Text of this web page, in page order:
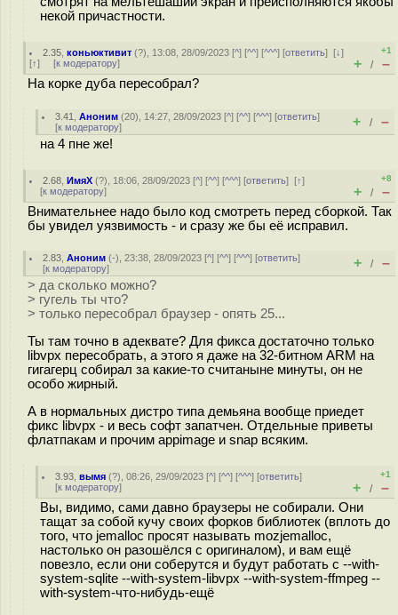
некой причастности.
2.35 ,коньюктивит (?), 13:08, 28/09/2023 [^] [^^] [^^^] [ответить][↓]
[↑] [к модератору]
+1
+ / –
На корке дуба пересобрал?
3.41 ,Аноним (20), 14:27, 28/09/2023 [^] [^^] [^^^] [ответить]
[к модератору] + / –
на 4 пне же!
2.68 ,ИмяХ (?), 18:06, 28/09/2023 [^] [^^] [^^^] [ответить][↑]
[к модератору]
+8
+ / –
Внимательнее надо было код смотреть перед сборкой. Так
бы увидел уязвимость - и сразу же бы её исправил.
2.83 ,Аноним (-), 23:38, 28/09/2023 [^] [^^] [^^^] [ответить]
[к модератору] + / –
> да сколько можно?
> гугель ты что?
> только пересобрал браузер - опять 25...
Ты там точно в адеквате? Для фикса достаточно только
libvpx пересобрать, а этого я даже на 32-битном ARM на
гигагерц собирал за какие-то считаныне минуты, он не
особо жирный.
А в нормальных дистро типа демьяна вообще приедет
фикс libvpx - и весь софт запатчен. Отдельные приветы
флатпакам и прочим appimage и snap всяким.
3.93 ,вымя (?), 08:26, 29/09/2023 [^] [^^] [^^^] [ответить]
[к модератору]
+1
+ / –
Вы, видимо, сами давно браузеры не собирали. Они
тащат за собой кучу своих форков библиотек (вплоть до
того, что jemalloc просят называть mozjemalloc,
настолько он разошёлся с оригиналом), и вам ещё
повезло, если они соберутся и будут работать с --with-
system-sqlite --with-system-libvpx --with-system-ffmpeg --
with-system-что-нибудь-ещё